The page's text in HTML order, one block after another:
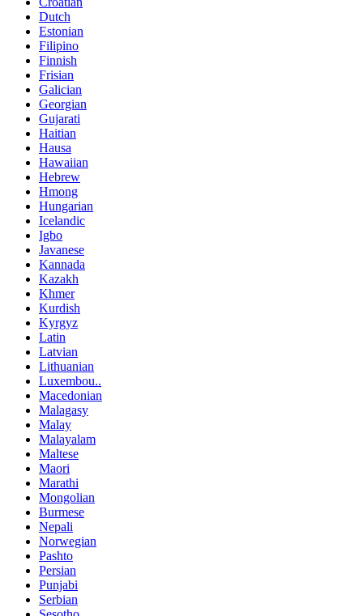
Dutch
Estonian
Filipino
Finnish
Frisian
Galician
Georgian
Gujarati
Haitian
Hausa
Hawaiian
Hebrew
Hmong
Hungarian
Icelandic
Igbo
Javanese
Kannada
Kazakh
Khmer
Kurdish
Kyrgyz
Latin
Latvian
Lithuanian
Luxembou..
Macedonian
Malagasy
Malay
Malayalam
Maltese
Maori
Marathi
Mongolian
Burmese
Nepali
Norwegian
Pashto
Persian
Punjabi
Serbian